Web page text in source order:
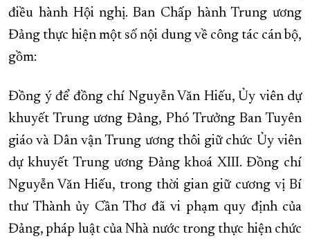
điều hành Hội nghị. Ban Chấp hành Trung ương
Đảng thực hiện một số nội dung về công tác cán bộ,
gồm:
Đồng ý để đồng chí Nguyễn Văn Hiếu, Ủy viên dự
khuyết Trung ương Đảng, Phó Trưởng Ban Tuyên
giáo và Dân vận Trung ương thôi giữ chức Ủy viên
dự khuyết Trung ương Đảng khoá XIII. Đồng chí
Nguyễn Văn Hiếu, trong thời gian giữ cương vị Bí
thư Thành ủy Cần Thơ đã vi phạm quy định của
Đảng, pháp luật của Nhà nước trong thực hiện chức